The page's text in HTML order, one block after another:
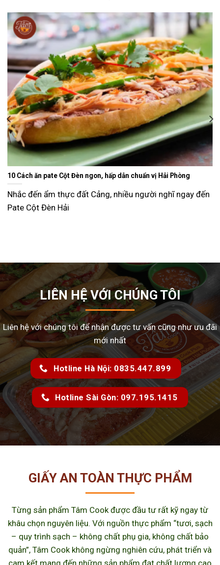
Ăn gì ngày Tết sao cho đỡ ngán và lạ
LIÊN HỆ VỚI CHÚNG TÔI
Liên hệ với chúng tôi để nhận được tư vấn cũng như ưu đãi
mới nhất
Hotline Hà Nội: 0835.447.899
Hotline Sài Gòn: 097.195.1415
GIẤY AN TOÀN THỰC PHẨM
Từng sản phẩm Tâm Cook được đầu tư rất kỹ ngay từ
khâu chọn nguyên liệu. Với nguồn thực phẩm “tươi, sạch
– quy trình sạch – không chất phụ gia, không chất bảo
quản”, Tâm Cook không ngừng nghiên cứu, phát triển và